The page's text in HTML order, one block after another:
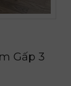
Gấp 3